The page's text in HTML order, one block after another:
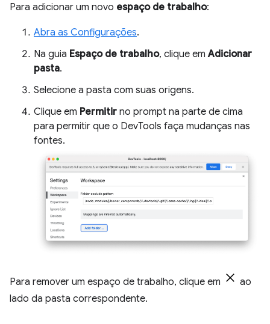
Para adicionar um novo espaço de trabalho:
Abra as Configurações.
Na guia Espaço de trabalho, clique emAdicionar
pasta.
Selecione a pasta com suas origens.
Clique em Permitir no prompt na parte de cima
para permitir que o DevTools faça mudanças nas
fontes.
Para remover um espaço de trabalho, clique em
ao
lado da pasta correspondente.